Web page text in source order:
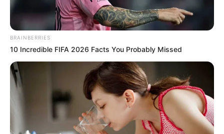
Thalita Latief
8
fans love
VOTE
Tanggal Lahir: Tempat Lahir:
Jakarta,Indonesia
37 Tahun Aktris, Penyanyi
BRAINBERRIES
10 Incredible FIFA 2026 Facts You Probably Missed